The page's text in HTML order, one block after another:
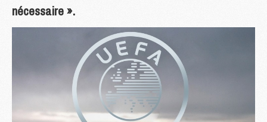
nécessaire ».